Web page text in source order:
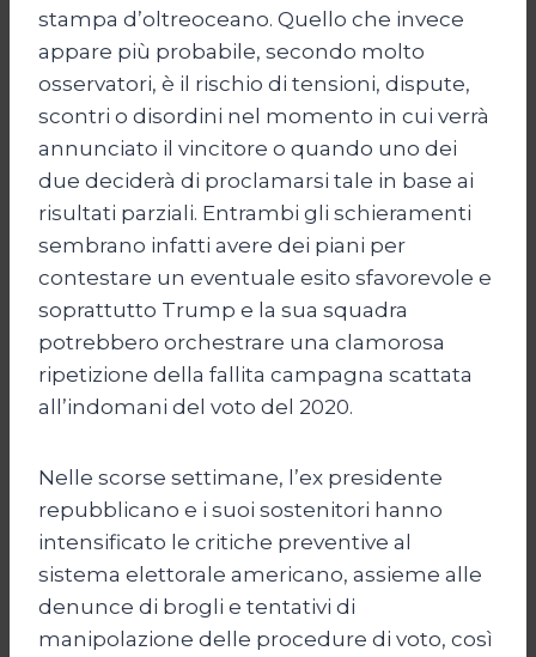
stampa d’oltreoceano. Quello che invece
appare più probabile, secondo molto
osservatori, è il rischio di tensioni, dispute,
scontri o disordini nel momento in cui verrà
annunciato il vincitore o quando uno dei
due deciderà di proclamarsi tale in base ai
risultati parziali. Entrambi gli schieramenti
sembrano infatti avere dei piani per
contestare un eventuale esito sfavorevole e
soprattutto Trump e la sua squadra
potrebbero orchestrare una clamorosa
ripetizione della fallita campagna scattata
all’indomani del voto del 2020.
Nelle scorse settimane, l’ex presidente
repubblicano e i suoi sostenitori hanno
intensificato le critiche preventive al
sistema elettorale americano, assieme alle
denunce di brogli e tentativi di
manipolazione delle procedure di voto, così